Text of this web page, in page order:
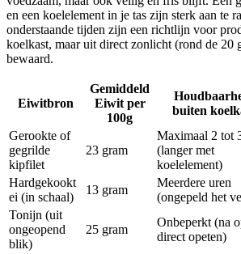
en een koelelement in je tas zijn sterk aan te
onderstaande tijden zijn een richtlijn voor
koelkast, maar uit direct zonlicht (rond de 20
bewaard.
Eiwitbron
Gemiddeld
Eiwit per
100g
buiten
Gerookte of
gegrilde
kipfilet
23 gram
Maximaal 2 tot
(langer met
koelelement)
Hardgekookt
ei (in schaal)
13 gram
Meerdere uren
(ongepeld het
Tonijn (uit
ongeopend
blik)
25 gram
Onbeperkt (na
direct opeten)